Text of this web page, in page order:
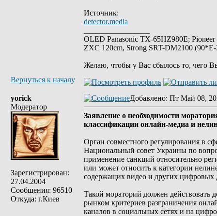
Источник:
detector.media
OLED Panasonic TX-65HZ980E;
ZXC 120cm, Strong SRT-DM2100
Желаю, чтобы у Вас сбылось то, чего
Вернуться к началу
yorick
Модератор
Зарегистрирован:
27.04.2004
Сообщения: 96510
Откуда: г.Киев
Добавлено: Пт Май 08,
Заявление о необходимости
классификации онлайн-медиа и
Орган совместного регулирования в
Национальный совет Украины по
применение санкций относительно
или может относить к категории
содержащих видео и других
Такой мораторий должен действовать
рынком критериев разграничения
каналов в социальных сетях и на